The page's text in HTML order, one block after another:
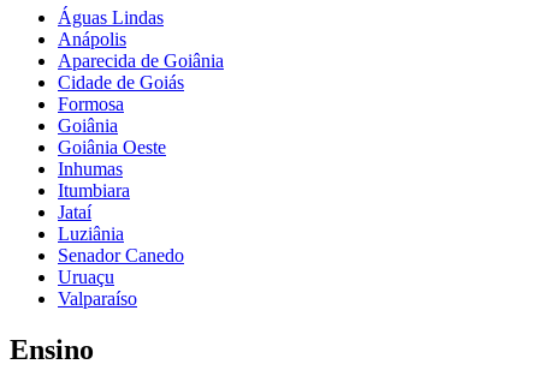
Águas Lindas
Anápolis
Aparecida de Goiânia
Cidade de Goiás
Formosa
Goiânia
Goiânia Oeste
Inhumas
Itumbiara
Jataí
Luziânia
Senador Canedo
Uruaçu
Valparaíso
Ensino